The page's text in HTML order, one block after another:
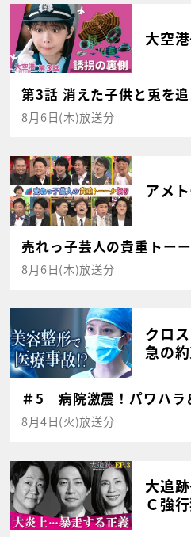
大空
第3話 消えた子供と兎を追
8月6日(木)放送分
アメ
売れっ子芸人の貴重トー
8月6日(木)放送分
クロ
急の
＃5 病院激震！パワハラ
8月4日(火)放送分
大追
Ｃ強